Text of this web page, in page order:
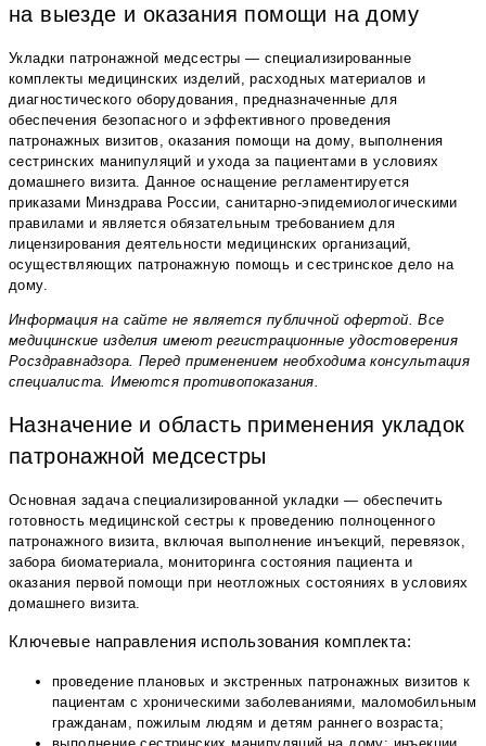
на выезде и оказания помощи на дому
Укладки патронажной медсестры — специализированные
комплекты медицинских изделий, расходных материалов и
диагностического оборудования, предназначенные для
обеспечения безопасного и эффективного проведения
патронажных визитов, оказания помощи на дому, выполнения
сестринских манипуляций и ухода за пациентами в условиях
домашнего визита. Данное оснащение регламентируется
приказами Минздрава России, санитарно-эпидемиологическими
правилами и является обязательным требованием для
лицензирования деятельности медицинских организаций,
осуществляющих патронажную помощь и сестринское дело на
дому.
Информация на сайте не является публичной офертой. Все
медицинские изделия имеют регистрационные удостоверения
Росздравнадзора. Перед применением необходима консультация
специалиста. Имеются противопоказания.
Назначение и область применения укладок
патронажной медсестры
Основная задача специализированной укладки — обеспечить
готовность медицинской сестры к проведению полноценного
патронажного визита, включая выполнение инъекций, перевязок,
забора биоматериала, мониторинга состояния пациента и
оказания первой помощи при неотложных состояниях в условиях
домашнего визита.
Ключевые направления использования комплекта:
проведение плановых и экстренных патронажных визитов к
пациентам с хроническими заболеваниями, маломобильным
гражданам, пожилым людям и детям раннего возраста;
выполнение сестринских манипуляций на дому: инъекции